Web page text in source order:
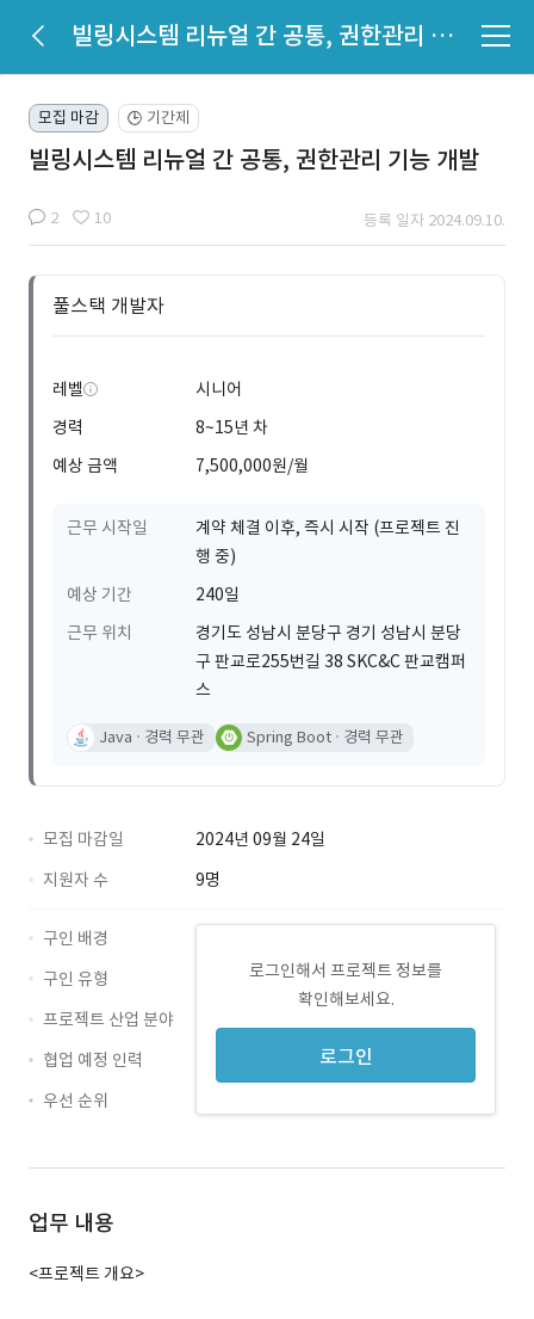
빌링시스템 리뉴얼 간 공통, 권한관리 기능 개발
모집 마감 🕒 기간제
빌링시스템 리뉴얼 간 공통, 권한관리 기능 개발
2 10 등록 일자 2024.09.10.
풀스택 개발자
레벨
시니어
경력
8~15년 차
예상 금액
7,500,000원/월
근무 시작일
계약 체결 이후, 즉시 시작 (프로젝트 진
행 중)
예상 기간
240일
근무 위치
경기도 성남시 분당구 경기 성남시 분당
구 판교로255번길 38 SKC&C 판교캠퍼
스
Java 경력 무관 Spring Boot 경력 무관
모집 마감일
2024년 09월 24일
지원자 수
9명
로그인해서 프로젝트 정보를
확인해보세요.
로그인
구인 배경
구인 유형
프로젝트 산업 분야
협업 예정 인력
우선 순위
업무 내용
<프로젝트 개요>